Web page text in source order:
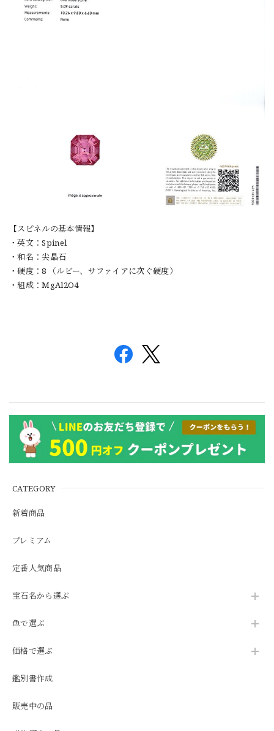
CATEGORY
新着商品
プレミアム
定番人気商品
宝石名から選ぶ
色で選ぶ
価格で選ぶ
鑑別書作成
販売中の品
【スピネルの基本情報】
・英文：Spinel
・和名：尖晶石
・硬度：8 （ルビー、サファイアに次ぐ硬度）
・組成：MgAl2O4